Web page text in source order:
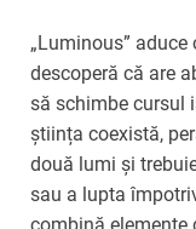
„Luminous”
descoperă că are
să schimbe cursul
știința coexistă,
două lumi și
sau a lupta